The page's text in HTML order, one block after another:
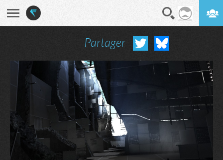
Partager